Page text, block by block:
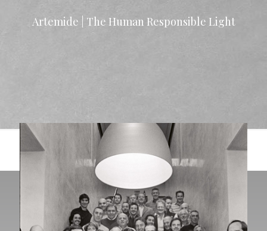
Artemide | The Human Responsible Light